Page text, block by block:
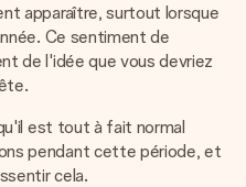
apparaître, surtout lorsque
Ce sentiment de
de l'idée que vous devriez
est tout à fait normal
pendant cette période, et
cela.